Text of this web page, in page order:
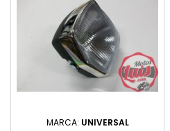
MARCA: UNIVERSAL